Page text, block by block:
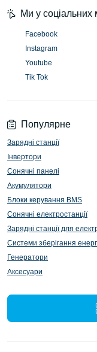
Популярне
Зарядні станції
Інвертори
Сонячні панелі
Акумулятори
Блоки керування BMS
Сонячні електростанції
Зарядні станції для
Системи зберігання
Генератори
Аксесуари
Ми у
Facebook
Instagram
Youtube
Tik Tok